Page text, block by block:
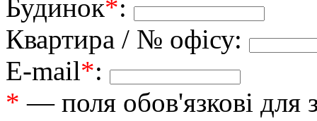
Будинок*:
Квартира / № офісу:
E-mail*:
* — поля обов'язкові для